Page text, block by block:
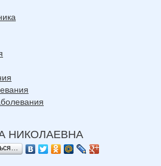
НИКОЛАЕВНА